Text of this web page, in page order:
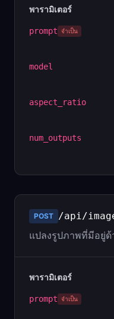
พารามิเตอร์
prompt จำเป็น
model
aspect_ratio
num_outputs
POST /api/
แปลงรูปภาพที่มีอยู่ด้
พารามิเตอร์
prompt จำเป็น